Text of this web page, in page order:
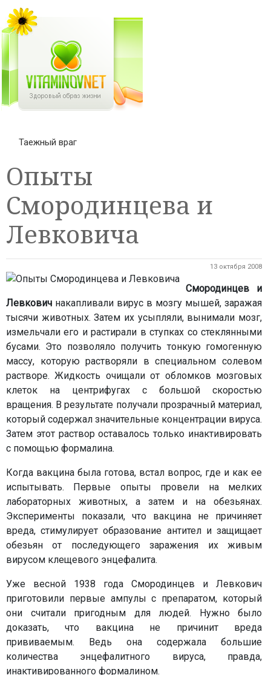
Таежный враг
Опыты
Смородинцева и
Левковича
13 октября 2008
Смородинцев и
Левкович накапливали вирус в мозгу мышей, заражая
тысячи животных. Затем их усыпляли, вынимали мозг,
измельчали его и растирали в ступках со стеклянными
бусами. Это позволяло получить тонкую гомогенную
массу, которую растворяли в специальном солевом
растворе. Жидкость очищали от обломков мозговых
клеток на центрифугах с большой скоростью
вращения. В результате получали прозрачный материал,
который содержал значительные концентрации вируса.
Затем этот раствор оставалось только инактивировать
с помощью формалина.
Когда вакцина была готова, встал вопрос, где и как ее
испытывать. Первые опыты провели на мелких
лабораторных животных, а затем и на обезьянах.
Эксперименты показали, что вакцина не причиняет
вреда, стимулирует образование антител и защищает
обезьян от последующего заражения их живым
вирусом клещевого энцефалита.
Уже весной 1938 года Смородинцев и Левкович
приготовили первые ампулы с препаратом, который
они считали пригодным для людей. Нужно было
доказать, что вакцина не причинит вреда
прививаемым. Ведь она содержала большие
количества энцефалитного вируса, правда,
инактивированного формалином.